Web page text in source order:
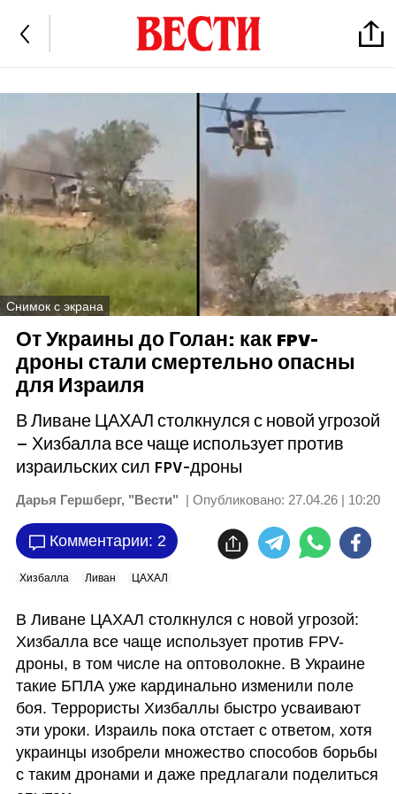
Снимок с экрана
От Украины до Голан: как FPV-
дроны стали смертельно опасны
для Израиля
В Ливане ЦАХАЛ столкнулся с новой угрозой
– Хизбалла все чаще использует против
израильских сил FPV-дроны
Дарья Гершберг, "Вести" | Опубликовано: 27.04.26 | 10:20
Комментарии: 2
Хизбалла Ливан ЦАХАЛ
В Ливане ЦАХАЛ столкнулся с новой угрозой:
Хизбалла все чаще использует против FPV-
дроны, в том числе на оптоволокне. В Украине
такие БПЛА уже кардинально изменили поле
боя. Террористы Хизбаллы быстро усваивают
эти уроки. Израиль пока отстает с ответом, хотя
украинцы изобрели множество способов борьбы
с таким дронами и даже предлагали поделиться